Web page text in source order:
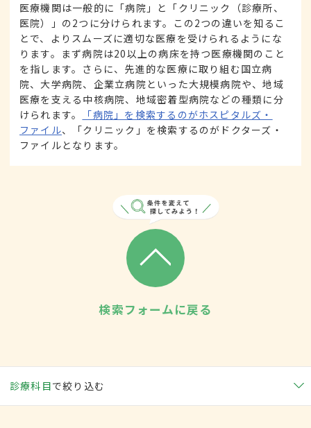
医療機関は一般的に「病院」と「クリニック（診療所、
医院）」の2つに分けられます。この2つの違いを知るこ
とで、よりスムーズに適切な医療を受けられるようにな
ります。まず病院は20以上の病床を持つ医療機関のこと
を指します。さらに、先進的な医療に取り組む国立病
院、大学病院、企業立病院といった大規模病院や、地域
医療を支える中核病院、地域密着型病院などの種類に分
けられます。
「病院」を検索するのがホスピタルズ・
ファイル、「クリニック」を検索するのがドクターズ・
ファイルとなります。
検索フォームに戻る
診療科目で絞り込む